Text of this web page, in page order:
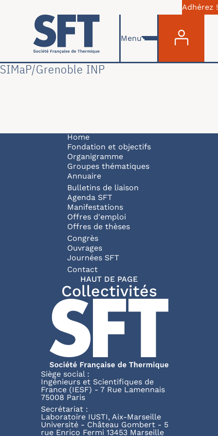
Skip to main content
Adhérez !
Menu
SIMaP/Grenoble INP
Navigation principale
Home
Fondation et objectifs
Organigramme
Groupes thématiques
Annuaire
Bulletins de liaison
Agenda SFT
Manifestations
Offres d'emploi
Offres de thèses
Congrès
Ouvrages
Journées SFT
Pied de page
Contact
HAUT DE PAGE
Collectivités
Siège social :
Ingénieurs et Scientifiques de
France (IESF) - 7 Rue Lamennais
75008 Paris
Secrétariat :
Laboratoire IUSTI, Aix-Marseille
Université - Château Gombert - 5
rue Enrico Fermi 13453 Marseille